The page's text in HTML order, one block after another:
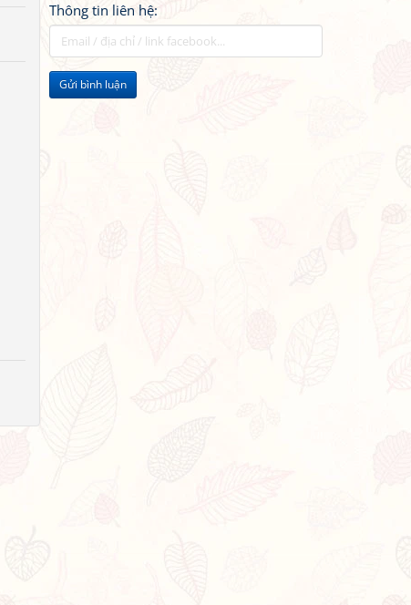
Thông tin liên hệ:
Gửi bình luận